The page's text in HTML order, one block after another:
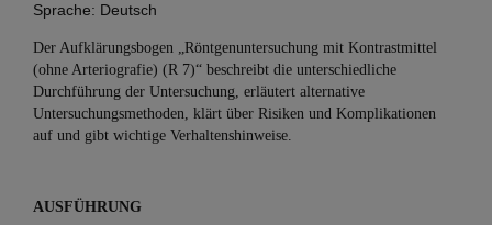
Sprache: Deutsch
Der Aufklärungsbogen „Röntgenuntersuchung mit Kontrastmittel
(ohne Arteriografie) (R 7)“ beschreibt die unterschiedliche
Durchführung der Untersuchung, erläutert alternative
Untersuchungsmethoden, klärt über Risiken und Komplikationen
auf und gibt wichtige Verhaltenshinweise.
AUSFÜHRUNG